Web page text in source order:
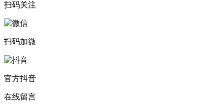
扫码关注
扫码加微
官方抖音
在线留言